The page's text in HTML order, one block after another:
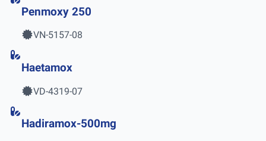
Penmoxy 250
VN-5157-08
Haetamox
VD-4319-07
Hadiramox-500mg